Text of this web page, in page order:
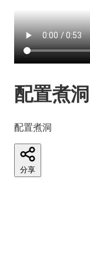
配置煮洞
配置煮洞
分享